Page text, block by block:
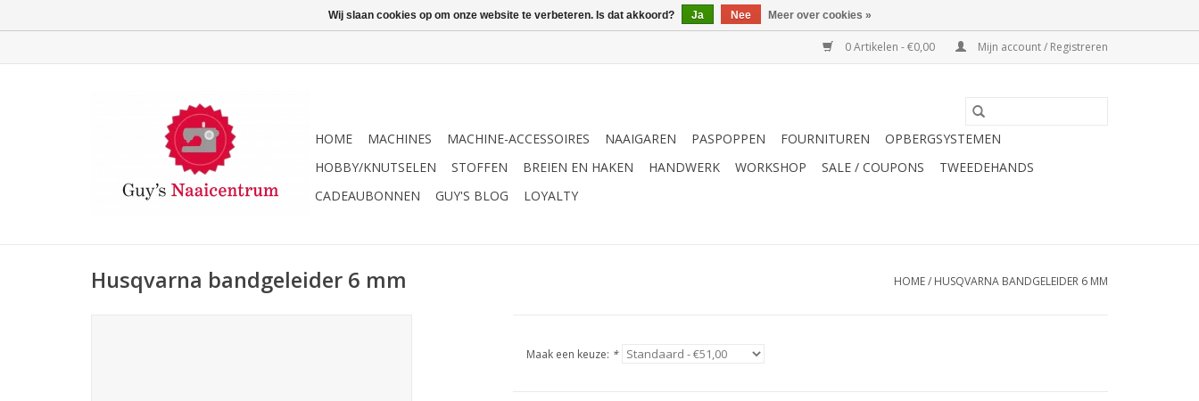
0 Artikelen - €0,00 Mijn account / Registreren
HOME MACHINES MACHINE-ACCESSOIRES NAAIGAREN PASPOPPEN FOURNITUREN
OPBERGSYSTEMEN
HOBBY/KNUTSELEN
STOFFEN BREIEN EN HAKEN HANDWERK WORKSHOP SALE / COUPONS
TWEEDEHANDS
CADEAUBONNEN
GUY'S BLOG LOYALTY
Husqvarna bandgeleider 6 mm HOME/ HUSQVARNA BANDGELEIDER 6 MM
Maak een keuze: *
Wij slaan cookies op om onze website te verbeteren. Is dat akkoord? Ja Nee Meer over cookies »